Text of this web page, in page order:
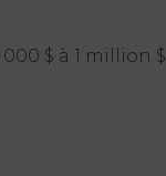
000 $ à 1 million $